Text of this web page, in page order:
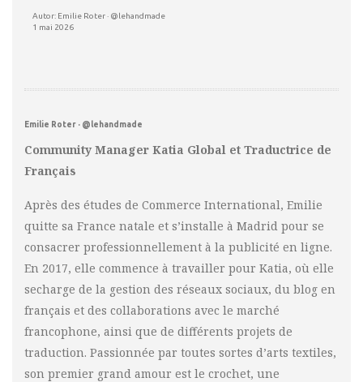
Autor: Emilie Roter · @lehandmade
1 mai 2026
Emilie Roter · @lehandmade
Community Manager Katia Global et Traductrice de
Français
Après des études de Commerce International, Emilie
quitte sa France natale et s’installe à Madrid pour se
consacrer professionnellement à la publicité en ligne.
En 2017, elle commence à travailler pour Katia, où elle
secharge de la gestion des réseaux sociaux, du blog en
français et des collaborations avec le marché
francophone, ainsi que de différents projets de
traduction. Passionnée par toutes sortes d’arts textiles,
son premier grand amour est le crochet, une